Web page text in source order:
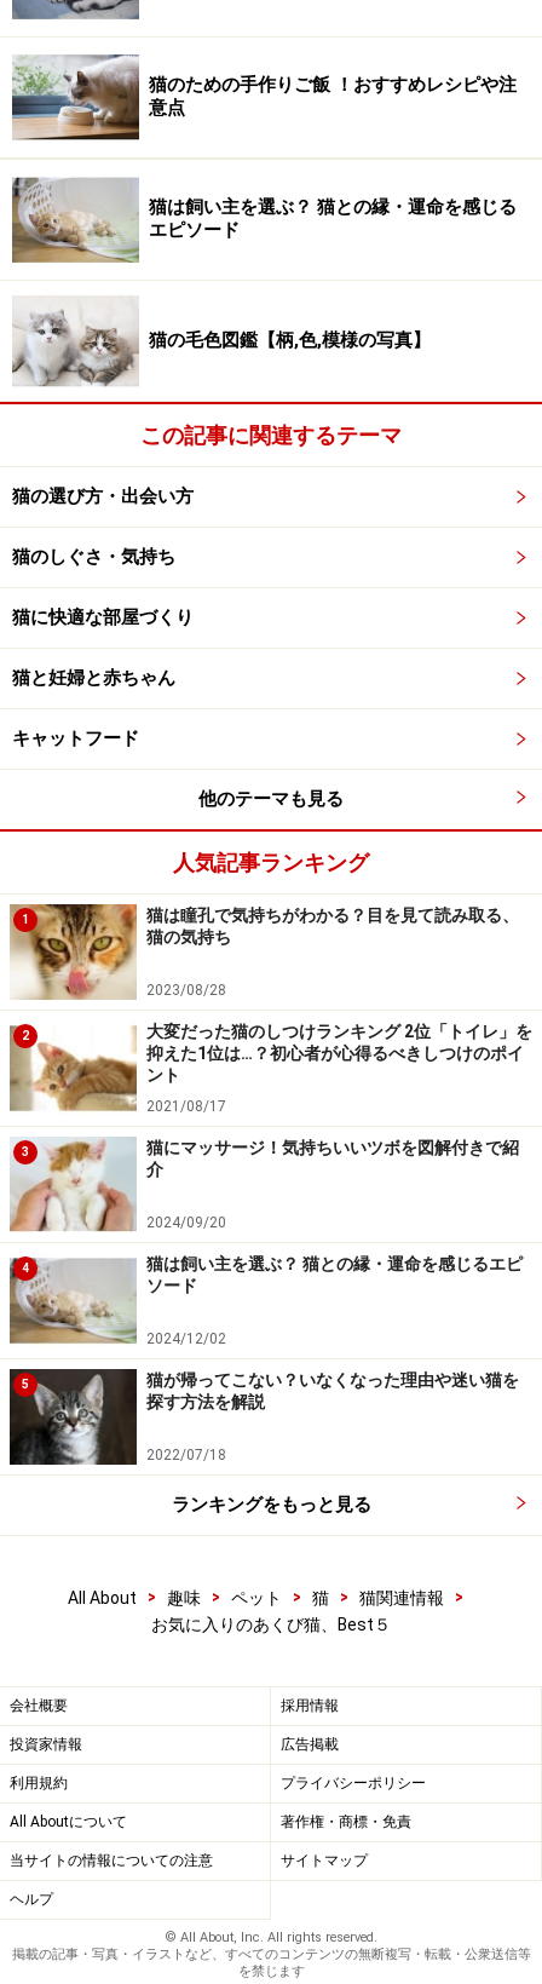
猫のための手作りご飯 ！おすすめレシピや注
意点
猫は飼い主を選ぶ？ 猫との縁・運命を感じる
エピソード
猫の毛色図鑑【柄,色,模様の写真】
この記事に関連するテーマ
猫の選び方・出会い方
猫のしぐさ・気持ち
猫に快適な部屋づくり
猫と妊婦と赤ちゃん
キャットフード
他のテーマも見る
人気記事ランキング
1
猫は瞳孔で気持ちがわかる？目を見て読み取る、
猫の気持ち
2023/08/28
2
大変だった猫のしつけランキング 2位「トイレ」を
抑えた1位は…？初心者が心得るべきしつけのポイ
ント
2021/08/17
3
猫にマッサージ！気持ちいいツボを図解付きで紹
介
2024/09/20
4
猫は飼い主を選ぶ？ 猫との縁・運命を感じるエピ
ソード
2024/12/02
5
猫が帰ってこない？いなくなった理由や迷い猫を
探す方法を解説
2022/07/18
ランキングをもっと見る
All About > 趣味 > ペット > 猫 > 猫関連情報
>
お気に入りのあくび猫、Best５
会社概要 採用情報
投資家情報 広告掲載
利用規約 プライバシーポリシー
All Aboutについて 著作権・商標・免責
当サイトの情報についての注意 サイトマップ
ヘルプ
© All About, Inc. All rights reserved.
掲載の記事・写真・イラストなど、すべてのコンテンツの無断複写・転載・公衆送信等
を禁じます